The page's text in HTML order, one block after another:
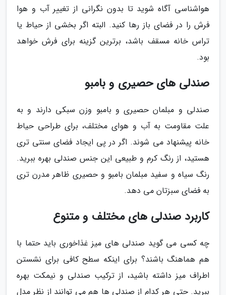
هواشناسی آگاه شوید تا بدون نگرانی از تغییر آب و هوا
فرش را در فضای باز رها کنید. البته اگر بخشی از حیاط یا
تراس خانه مسقف باشد، برترین گزینه برای فرش خواهد
بود.
صندلی های حصیری و بامبو
صندلی و مبلمان حصیری و بامبو وزن سبکی دارند و به
علت مقاومت به آب و هوای مختلف، برای طراحی حیاط
خانه پیشنهاد می شوند. اگر در پی ایجاد فضای سنتی تری
هستید، از رنگ کرم و طبیعی این جنس صندلی بهره ببرید.
رنگ سیاه و سفید مبلمان بامبو و حصیری ظاهر مدرن تری
به فضای سبزتان می دهد.
کاربرد صندلی های مختلف و متنوع
چه کسی می گوید صندلی های میز غذاخوری باید حتما با
هم هماهنگ باشند؟ برای اینکه سطح کافی برای نشستن
اطراف میز داشته باشید، از ترکیب صندلی و نیمکت بهره
ببرید. حتی هر کدام از صندلی ها هم می توانند از نظر مدل